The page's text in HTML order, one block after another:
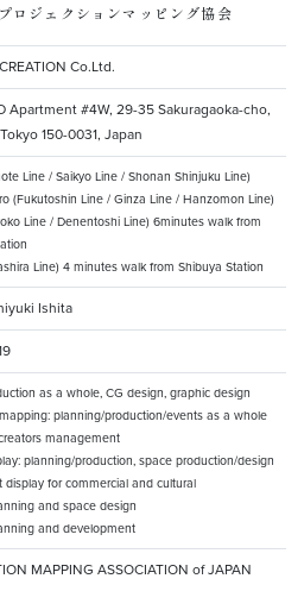
ロジェクションマッピング協会
Co.Ltd.
Apartment #4W, 29-35 Sakuragaoka-cho,
150-0031, Japan
Line / Saikyo Line / Shonan Shinjuku Line)
(Fukutoshin Line / Ginza Line / Hanzomon Line)
Line / Denentoshi Line) 6minutes walk from
Line) 4 minutes walk from Shibuya Station
Ishita
as a whole, CG design, graphic design
planning/production/events as a whole
management
planning/production, space production/design
display for commercial and cultural
and space design
and development
MAPPING ASSOCIATION of JAPAN